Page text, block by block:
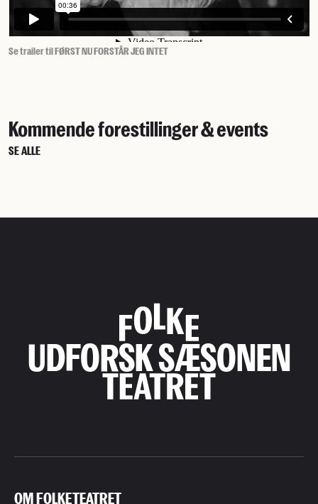
Se trailer til FØRST NU FORSTÅR JEG INTET
Kommende forestillinger & events
SE ALLE
UDFORSK SÆSONEN
OM FOLKETEATRET